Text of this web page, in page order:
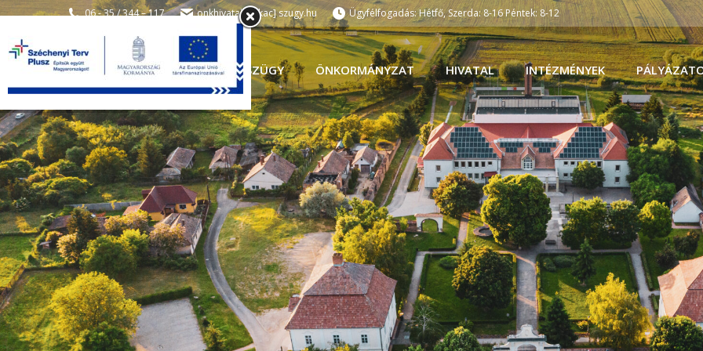
06 - 35 / 344 – 117 onkhivatal [kukac] szugy.hu Ügyfélfogadás: Hétfő, Szerda: 8-16 Péntek: 8-12
SZÜGY ÖNKORMÁNYZAT HIVATAL INTÉZMÉNYEK